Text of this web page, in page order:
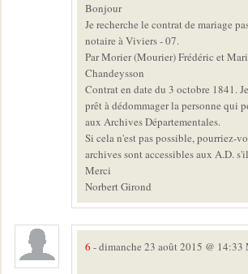
Bonjour
Je recherche le contrat de mariage
notaire à Viviers - 07.
Par Morier (Mourier) Frédéric et
Chandeysson
Contrat en date du 3 octobre 1841.
prêt à dédommager la personne qui
aux Archives Départementales.
Si cela n'est pas possible, pourriez-
archives sont accessibles aux A.D.
Merci
Norbert Girond
6 - dimanche 23 août 2015 @